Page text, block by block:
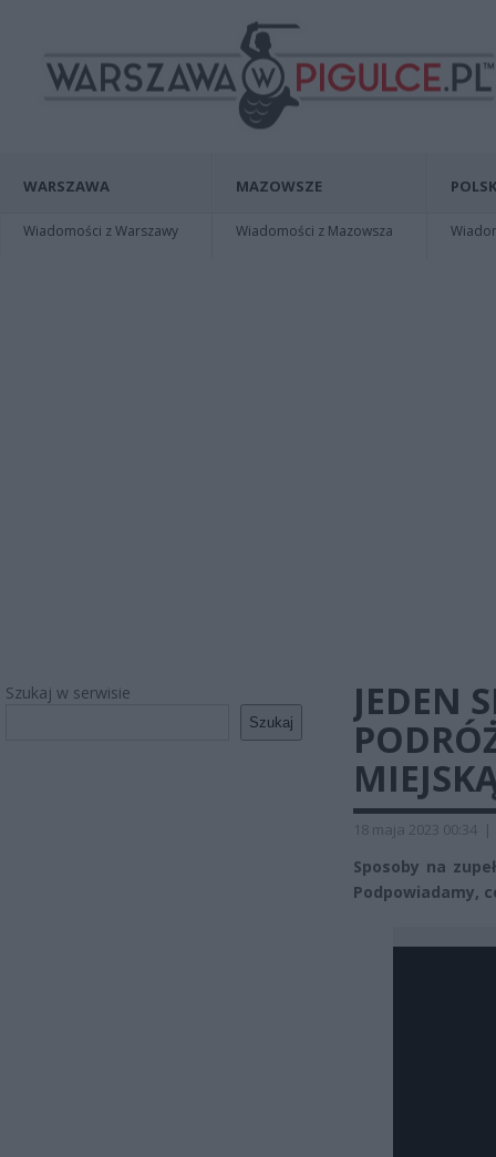
WARSZAWA
Wiadomości z Warszawy
MAZOWSZE
Wiadomości z Mazowsza
Szukaj w serwisie
Szukaj
JEDEN
18 maja 2023 00:34 |
Sposoby na
Podpowiadamy,